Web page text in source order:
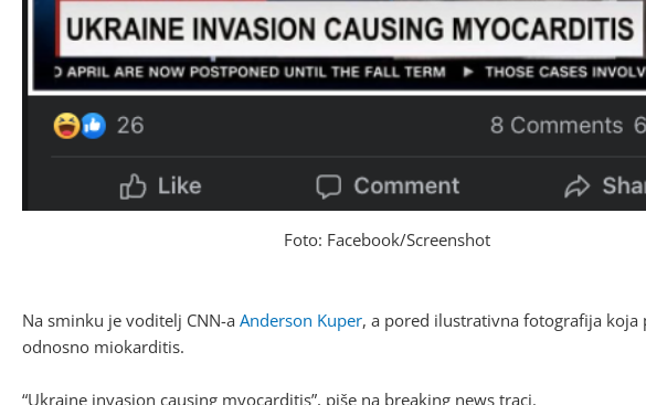
Foto: Facebook/Screenshot
Na sminku je voditelj CNN-a Anderson Kuper, a pored ilustrativna fotografija koja
odnosno miokarditis.
“Ukraine invasion causing myocarditis”, piše na breaking news traci.